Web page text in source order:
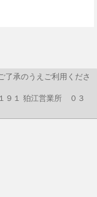
了承のうえご利用くださ
９１ 狛江営業所 ０３